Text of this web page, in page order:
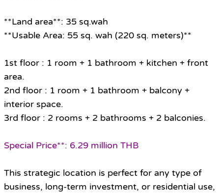
**Land area**: 35 sq.wah
**Usable Area: 55 sq. wah (220 sq. meters)**
1st floor : 1 room + 1 bathroom + kitchen + front
area.
2nd floor : 1 room + 1 bathroom + balcony +
interior space.
3rd floor : 2 rooms + 2 bathrooms + 2 balconies.
Special Price**: 6.29 million THB
This strategic location is perfect for any type of
business, long-term investment, or residential use,